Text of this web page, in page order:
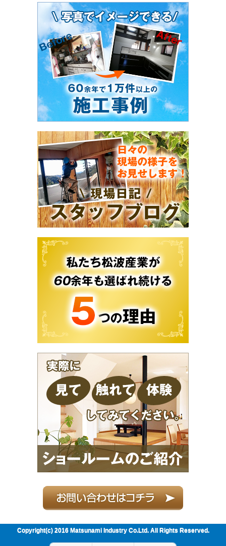
Copyright(c) 2016 Matsunami Industry Co.Ltd. All Rights Reserved.